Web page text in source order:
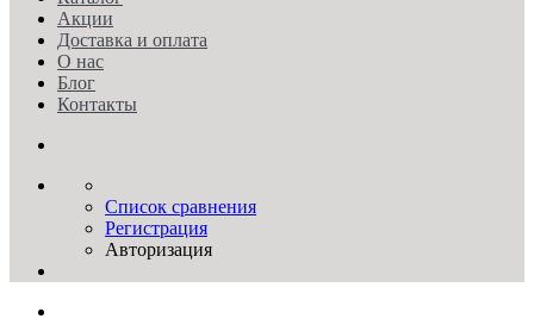
Акции
Доставка и оплата
О нас
Блог
Контакты
Список сравнения
Регистрация
Авторизация